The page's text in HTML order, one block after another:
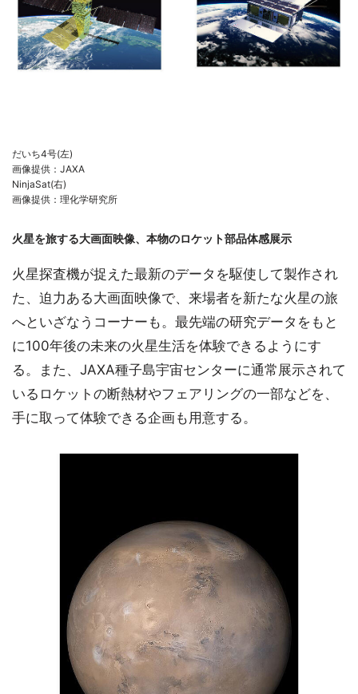
だいち4号(左)
画像提供：JAXA
NinjaSat(右)
画像提供：理化学研究所
火星を旅する大画面映像、本物のロケット部品体感展示
火星探査機が捉えた最新のデータを駆使して製作され
た、迫力ある大画面映像で、来場者を新たな火星の旅
へといざなうコーナーも。最先端の研究データをもと
に100年後の未来の火星生活を体験できるようにす
る。また、JAXA種子島宇宙センターに通常展示されて
いるロケットの断熱材やフェアリングの一部などを、
手に取って体験できる企画も用意する。